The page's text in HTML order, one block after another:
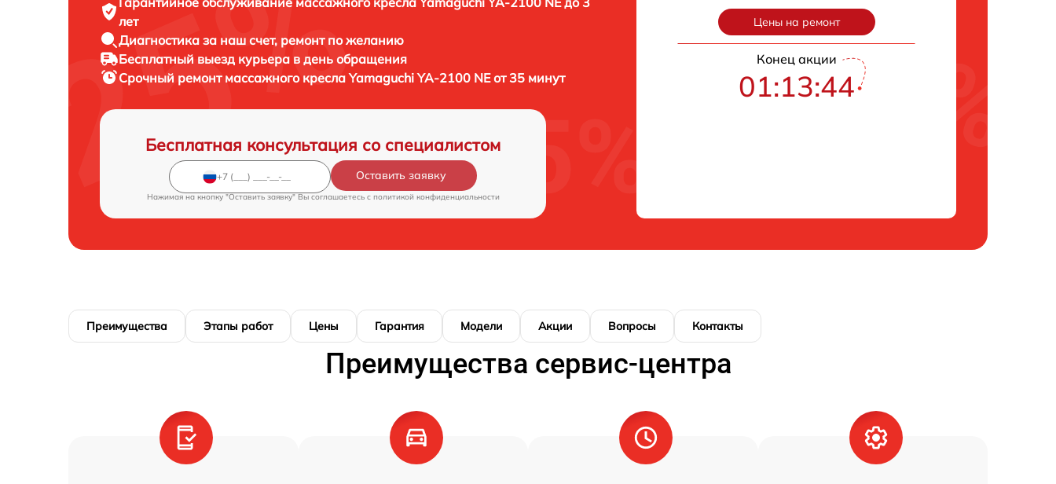
лет
Диагностика за наш счет, ремонт по желанию
Бесплатный выезд курьера в день обращения
Срочный ремонт массажного кресла Yamaguchi YA-2100 NE от 35 минут
Бесплатная консультация со специалистом
Оставить заявку
Нажимая на кнопку "Оставить заявку" Вы соглашаетесь c политикой конфиденциальности
Цены на ремонт
Конец акции
01:13:43
Преимущества Этапы работ Цены Гарантия Модели Акции Вопросы Контакты
Преимущества сервис-центра